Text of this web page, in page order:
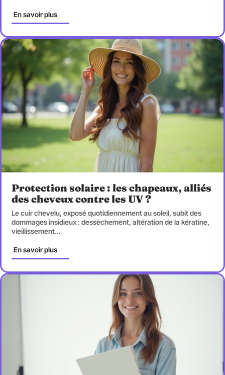
En savoir plus
Protection solaire : les chapeaux, alliés
des cheveux contre les UV ?
Le cuir chevelu, exposé quotidiennement au soleil, subit des
dommages insidieux : dessèchement, altération de la kératine,
vieillissement…
En savoir plus